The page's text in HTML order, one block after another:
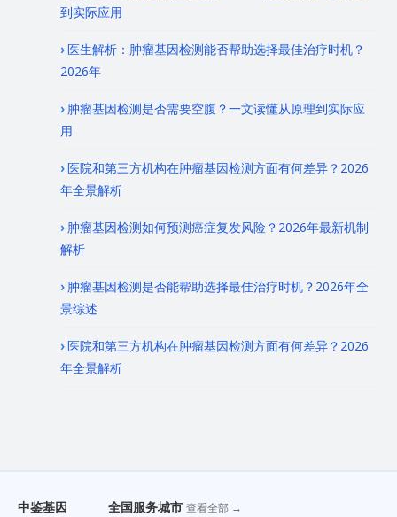
到实际应用
医生解析：肿瘤基因检测能否帮助选择最佳治疗时机？
2026年
肿瘤基因检测是否需要空腹？一文读懂从原理到实际应
用
医院和第三方机构在肿瘤基因检测方面有何差异？2026
年全景解析
肿瘤基因检测如何预测癌症复发风险？2026年最新机制
解析
肿瘤基因检测是否能帮助选择最佳治疗时机？2026年全
景综述
医院和第三方机构在肿瘤基因检测方面有何差异？2026
年全景解析
中鉴基因 全国服务城市 查看全部 →